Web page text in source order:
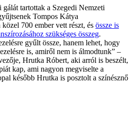
tartottak a Szegedi Nemzeti
Tompos Kátya
700 ember vett részt, és össze is
szükséges összeg.
gyűlt össze, hanem lehet, hogy
is, amiről nem is álmodtunk” –
Hrutka Róbert, aki arról is beszélt,
kap, ami nagyon megviselte a
később Hrutka is posztolt a színésznő